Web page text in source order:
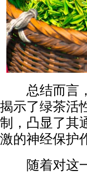
总结而言，
揭示了绿茶活
制，凸显了其
激的神经保护
随着对这一